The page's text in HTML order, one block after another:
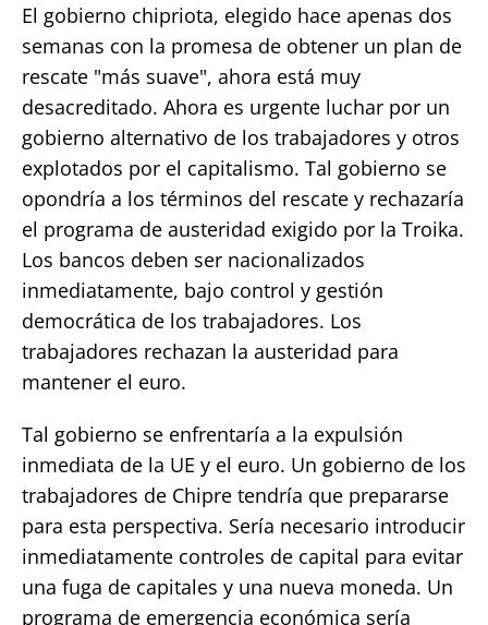
El gobierno chipriota, elegido hace apenas dos
semanas con la promesa de obtener un plan de
rescate "más suave", ahora está muy
desacreditado. Ahora es urgente luchar por un
gobierno alternativo de los trabajadores y otros
explotados por el capitalismo. Tal gobierno se
opondría a los términos del rescate y rechazaría
el programa de austeridad exigido por la Troika.
Los bancos deben ser nacionalizados
inmediatamente, bajo control y gestión
democrática de los trabajadores. Los
trabajadores rechazan la austeridad para
mantener el euro.
Tal gobierno se enfrentaría a la expulsión
inmediata de la UE y el euro. Un gobierno de los
trabajadores de Chipre tendría que prepararse
para esta perspectiva. Sería necesario introducir
inmediatamente controles de capital para evitar
una fuga de capitales y una nueva moneda. Un
programa de emergencia económica sería